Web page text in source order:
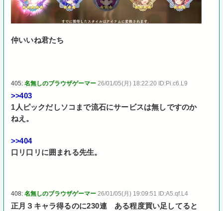
仲いいね君たち
405:名無しのブラウザゲーマー 26/01/05(月) 18:22:20 ID:Pi.c6.L9
>>403
1人ピックだしソコまで流石にサービスは無しですのか
ねえ。
>>404
口リ口リに囲まれる先生。
408:名無しのブラウザゲーマー 26/01/05(月) 19:09:51 ID:A5.qf.L4
正月３キャラ得るのに230連 ある程度買い足してると